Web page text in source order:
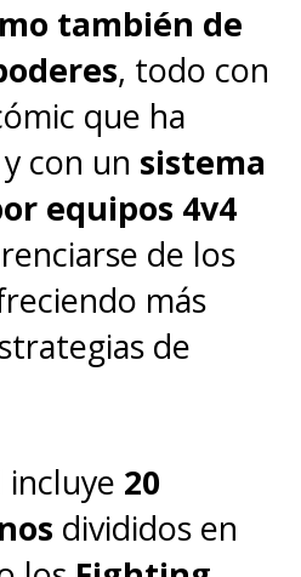
de la serie
en
streaming
de su cameo
de "Spidey"
también de
, todo con
que ha
con un sistema
equipos 4v4
de los
más
de
incluye 20
divididos en